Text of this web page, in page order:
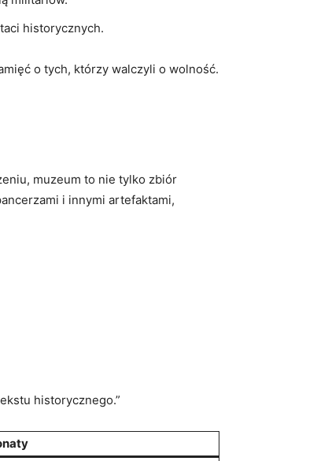
historycznych.
o ⁢tych, którzy walczyli ‍o wolność.
muzeum⁢ to nie tylko ⁣zbiór⁤
i innymi ‍artefaktami,
historycznego.”